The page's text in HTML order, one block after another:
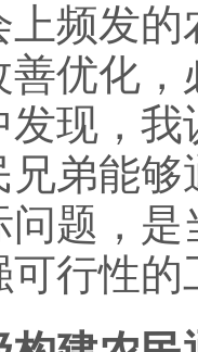
上频发
优化
发现，
兄弟能
问题，
可行性的